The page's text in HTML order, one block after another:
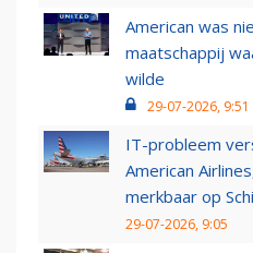
American was
maatschappij
wilde
29-07-2026, 9:51
IT-probleem
American
merkbaar op
29-07-2026, 9:05